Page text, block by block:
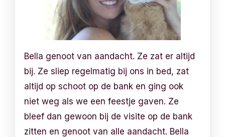
Bella genoot van aandacht. Ze zat er altijd
bij. Ze sliep regelmatig bij ons in bed, zat
altijd op schoot op de bank en ging ook
niet weg als we een feestje gaven. Ze
bleef dan gewoon bij de visite op de bank
zitten en genoot van alle aandacht. Bella